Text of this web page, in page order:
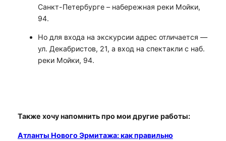
Санкт-Петербурге – набережная реки Мойки,
94.
Но для входа на экскурсии адрес отличается —
ул. Декабристов, 21, а вход на спектакли с наб.
реки Мойки, 94.
Также хочу напомнить про мои другие работы:
Атланты Нового Эрмитажа: как правильно